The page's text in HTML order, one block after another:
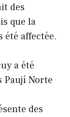
des
que la
été affectée.
a été
Norte
des